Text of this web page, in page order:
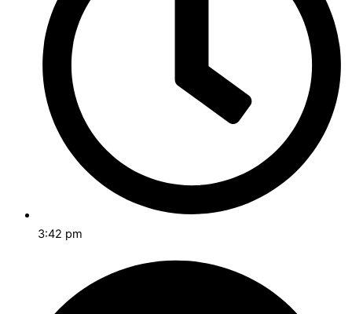
3:42 pm